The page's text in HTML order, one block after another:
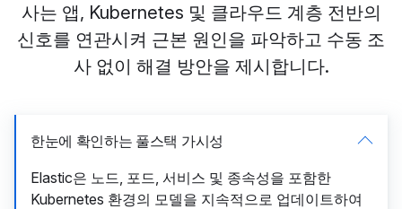
사는 앱, Kubernetes 및 클라우드 계층 전반의
신호를 연관시켜 근본 원인을 파악하고 수동 조
사 없이 해결 방안을 제시합니다.
한눈에 확인하는 풀스택 가시성
Elastic은 노드, 포드, 서비스 및 종속성을 포함한
Kubernetes 환경의 모델을 지속적으로 업데이트하여